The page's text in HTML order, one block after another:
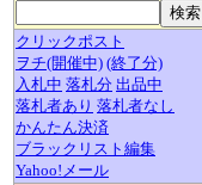
クリックポスト
ヲチ(開催中) (終了分)
入札中 落札分 出品中
落札者あり 落札者なし
かんたん決済
ブラックリスト編集
Yahoo!メール